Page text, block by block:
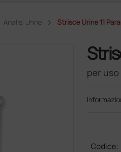
Analisi Urine Strisce Urine 11
per
Codice: